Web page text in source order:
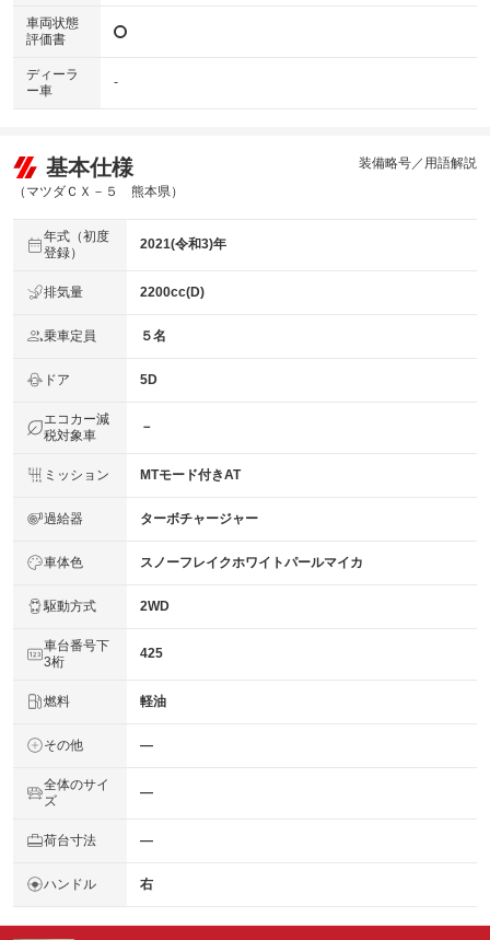
車両状態
評価書
ディーラ
ー車
-
基本仕様
（マツダＣＸ－５ 熊本県）
装備略号／用語解説
年式（初度
登録）
2021(令和3)年
排気量 2200cc(D)
乗車定員 ５名
ドア 5D
エコカー減
税対象車
－
ミッション MTモード付きAT
過給器 ターボチャージャー
車体色 スノーフレイクホワイトパールマイカ
駆動方式 2WD
車台番号下
3桁
425
燃料 軽油
その他 ―
全体のサイ
ズ
―
荷台寸法 ―
ハンドル 右